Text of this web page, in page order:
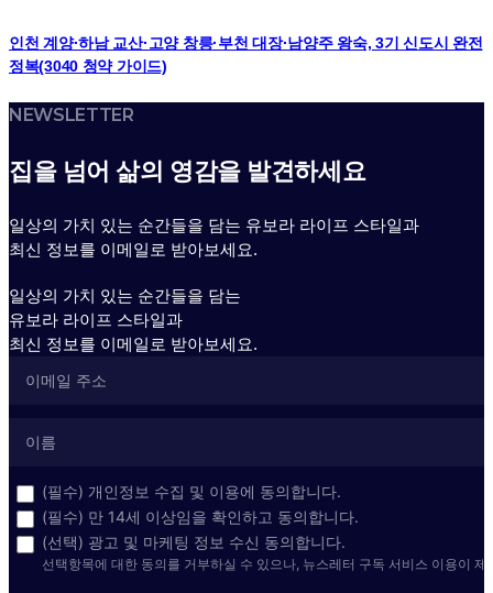
인천 계양·하남 교산·고양 창릉·부천 대장·남양주 왕숙, 3기 신도시 완전
정복(3040 청약 가이드)
NEWSLETTER
집을 넘어 삶의 영감을 발견하세요
일상의 가치 있는 순간들을 담는 유보라 라이프 스타일과
최신 정보를 이메일로 받아보세요.
일상의 가치 있는 순간들을 담는
유보라 라이프 스타일과
최신 정보를 이메일로 받아보세요.
(필수) 개인정보 수집 및 이용에 동의합니다.
(필수) 만 14세 이상임을 확인하고 동의합니다.
(선택) 광고 및 마케팅 정보 수신 동의합니다.
선택항목에 대한 동의를 거부하실 수 있으나, 뉴스레터 구독 서비스 이용이 제